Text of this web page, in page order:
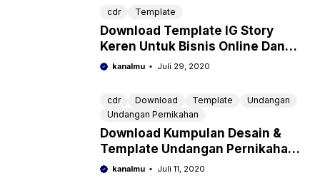
cdr Template
Download Template IG Story
Keren Untuk Bisnis Online Dan
Wedding
kanalmu Juli 29, 2020
cdr Download Template
Undangan
Undangan Pernikahan
Download Kumpulan Desain &
Template Undangan Pernikahan
Format DOC Bisa di Edit
kanalmu Juli 11, 2020